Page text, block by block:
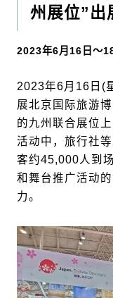
州展位”出
2023年6月16日～
2023年6月16日(
展北京国际旅游
的九州联合展位
活动中，旅行社
客约45,000人到
和舞台推广活动
力。